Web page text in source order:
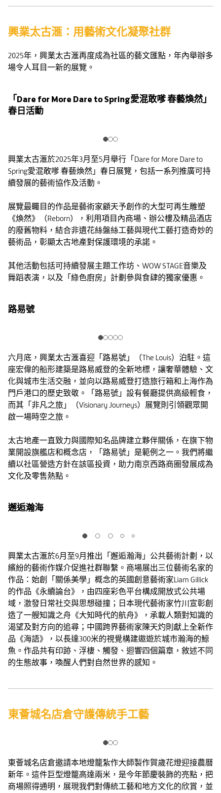
興業太古滙：用藝術文化凝聚社群
2025年，興業太古滙再度成為社區的藝文匯點，年內舉辦多
場令人耳目一新的展覽。
「Dare for More Dare to Spring愛混敢嗲 春藝煥然」
春日活動
興業太古滙於2025年3月至5月舉行「Dare for More Dare to
Spring愛混敢嗲 春藝煥然」春日展覽，包括一系列推廣可持
續發展的藝術協作及活動。
展覽最矚目的作品是藝術家顧天予創作的大型可再生雕塑
《煥然》（Reborn），利用項目內商場、辦公樓及精品酒店
的廢舊物料，結合非遺花絲盤絲工藝與現代工藝打造奇妙的
藝術品，彰顯太古地產對保護環境的承諾。
其他活動包括可持續發展主題工作坊、WOW STAGE音樂及
舞蹈表演，以及「綠色廚房」計劃參與食肆的獨家優惠。
路易號
六月底，興業太古滙喜迎「路易號」（The Louis）泊駐。這
座宏偉的船形建築是路易威登的全新地標，讓奢華體驗、文
化與城市生活交融，並向以路易威登打造旅行箱和上海作為
門戶港口的歷史致敬。「路易號」設有餐廳提供高級輕食，
而其「非凡之旅」（Visionary Journeys）展覽則引領觀眾開
啟一場時空之旅。
太古地產一直致力與國際知名品牌建立夥伴關係，在旗下物
業開設旗艦店和概念店，「路易號」是範例之一。我們將繼
續以社區營造方針在該區投資，助力南京西路商圈發展成為
文化及零售熱點。
邂逅瀚海
興業太古滙於6月至9月推出「邂逅瀚海」公共藝術計劃，以
繽紛的藝術作媒介促進社群聯繫。商場展出三位藝術名家的
作品：始創「關係美學」概念的英國創意藝術家Liam Gillick
的作品《永續論台》，由四座彩色平台構成開放式公共場
域，激發日常社交與思想碰撞；日本現代藝術家竹川宣彰創
造了一艘知識之舟《大知時代的航舟》，承載人類對知識的
渴望及對方向的追尋；中國跨界藝術家陳天灼則獻上全新作
品《海語》，以長達300米的視覺構建遨遊於城市瀚海的鯨
魚。作品共有印跡、浮棲、觸發、迴響四個篇章，敘述不同
的生態故事，喚醒人們對自然世界的感知。
東薈城名店倉守護傳統手工藝
東薈城名店倉邀請本地燈籠紮作大師製作賀歲花燈迎接農曆
新年。這件巨型燈籠高達兩米，是今年節慶裝飾的亮點，把
商場照得通明，展現我們對傳統工藝和地方文化的欣賞，並